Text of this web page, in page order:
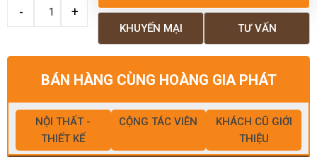
TƯ VẤN
KHUYẾN MẠI
BÁN HÀNG CÙNG HOÀNG GIA PHÁT
NỘI THẤT -
THIẾT KẾ
CỘNG TÁC VIÊN
KHÁCH CŨ GIỚI
THIỆU